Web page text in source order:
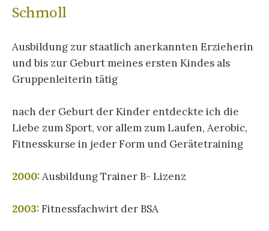
Schmoll
Ausbildung zur staatlich anerkannten Erzieherin
und bis zur Geburt meines ersten Kindes als
Gruppenleiterin tätig
nach der Geburt der Kinder entdeckte ich die
Liebe zum Sport, vor allem zum Laufen, Aerobic,
Fitnesskurse in jeder Form und Gerätetraining
2000:Ausbildung Trainer B- Lizenz
2003:Fitnessfachwirt der BSA